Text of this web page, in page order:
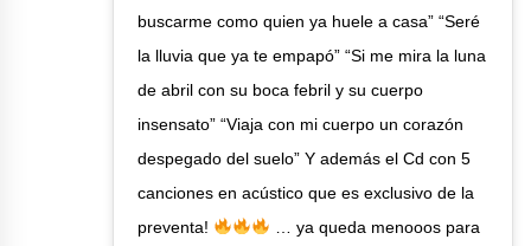
buscarme como quien ya huele a casa” “Seré
la lluvia que ya te empapó” “Si me mira la luna
de abril con su boca febril y su cuerpo
insensato” “Viaja con mi cuerpo un corazón
despegado del suelo” Y además el Cd con 5
canciones en acústico que es exclusivo de la
preventa!
… ya queda menooos para